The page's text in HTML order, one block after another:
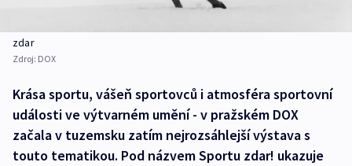
zdar
Zdroj: DOX
Krása sportu, vášeň sportovců i atmosféra sportovní
události ve výtvarném umění - v pražském DOX
začala v tuzemsku zatím nejrozsáhlejší výstava s
touto tematikou. Pod názvem Sportu zdar! ukazuje